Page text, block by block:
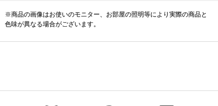
※商品の画像はお使いのモニター、お部屋の照明等により実際の商品と
色味が異なる場合がございます。